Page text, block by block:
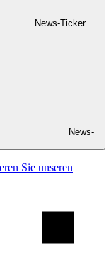
News-Ticker
News-
Sie unseren